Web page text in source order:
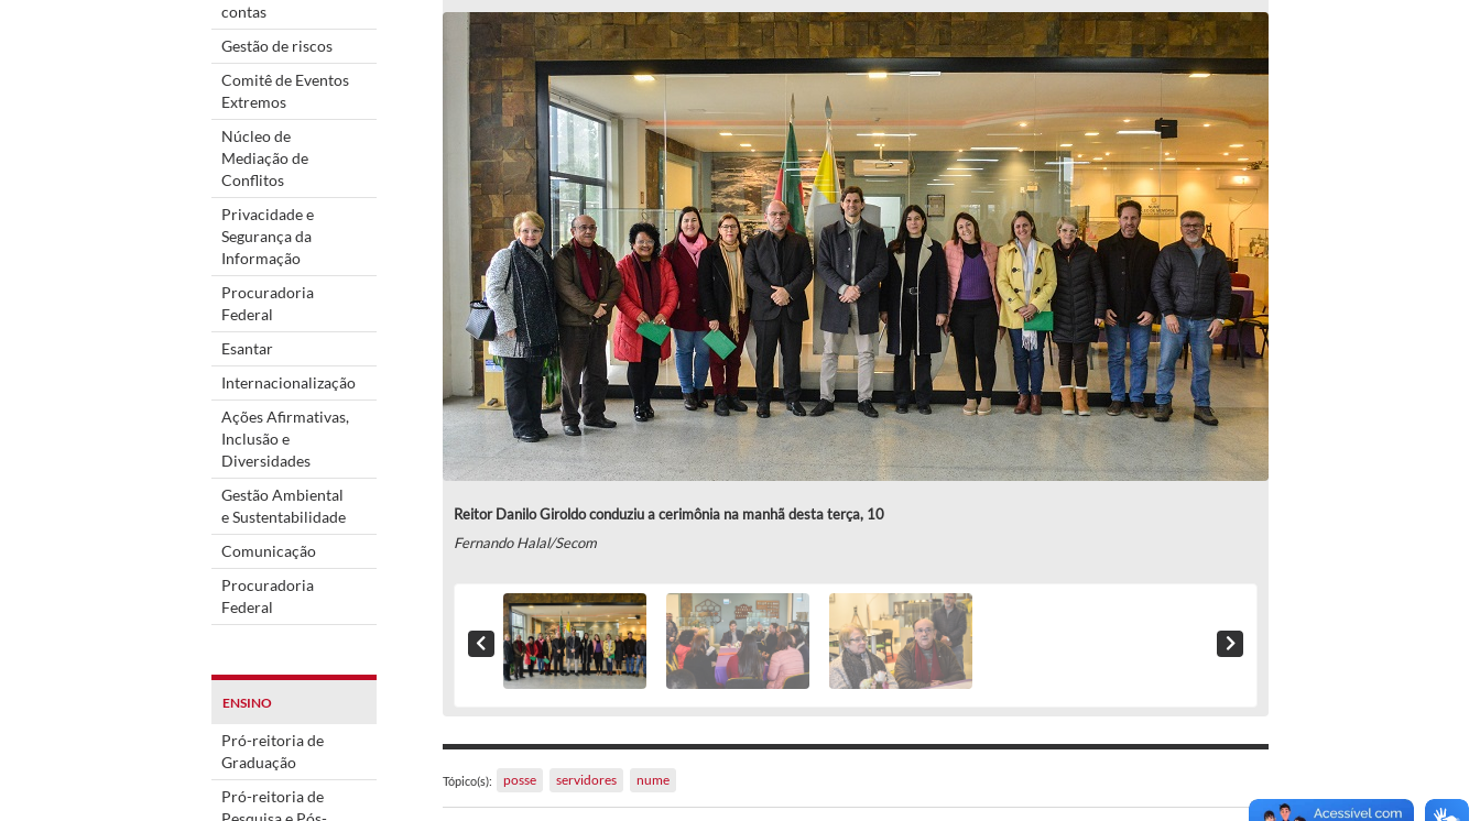
contas
Gestão de riscos
Comitê de Eventos
Extremos
Núcleo de
Mediação de
Conflitos
Privacidade e
Segurança da
Informação
Procuradoria
Federal
Esantar
Internacionalização
Ações Afirmativas,
Inclusão e
Diversidades
Gestão Ambiental
e Sustentabilidade
Comunicação
Procuradoria
Federal
ENSINO
Pró-reitoria de
Graduação
Pró-reitoria de
Reitor Danilo Giroldo conduziu a cerimônia na manhã desta terça, 10
Fernando Halal/Secom
Tópico(s): posse servidores nume